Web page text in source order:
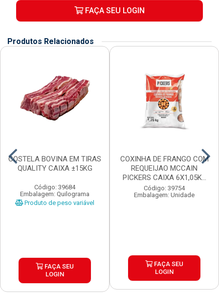
FAÇA SEU LOGIN
Produtos Relacionados
COSTELA BOVINA EM TIRAS
QUALITY CAIXA ±15KG
Código: 39684
Embalagem: Quilograma
Produto de peso variável
FAÇA SEU
LOGIN
COXINHA DE FRANGO COM
REQUEIJAO MCCAIN
PICKERS CAIXA 6X1,05K...
Código: 39754
Embalagem: Unidade
FAÇA SEU
LOGIN